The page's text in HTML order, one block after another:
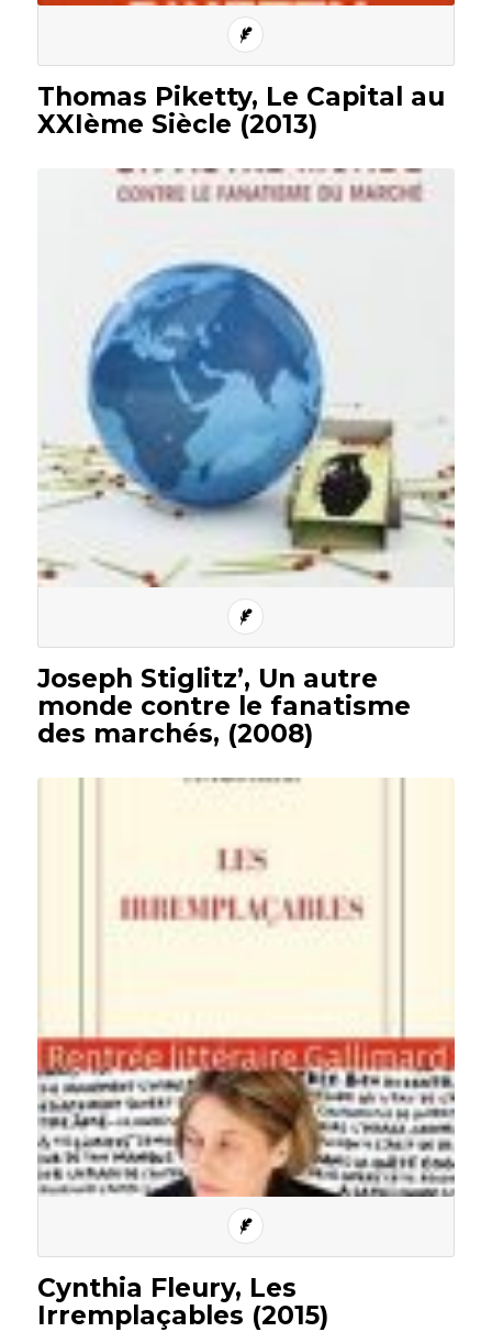
Thomas Piketty, Le Capital au
XXIème Siècle (2013)
Joseph Stiglitz’, Un autre
monde contre le fanatisme
des marchés, (2008)
Cynthia Fleury, Les
Irremplaçables (2015)